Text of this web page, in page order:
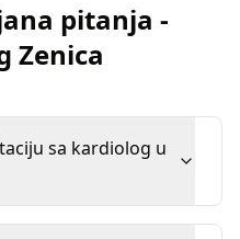
pitanja -
Zenica
sa kardiolog u